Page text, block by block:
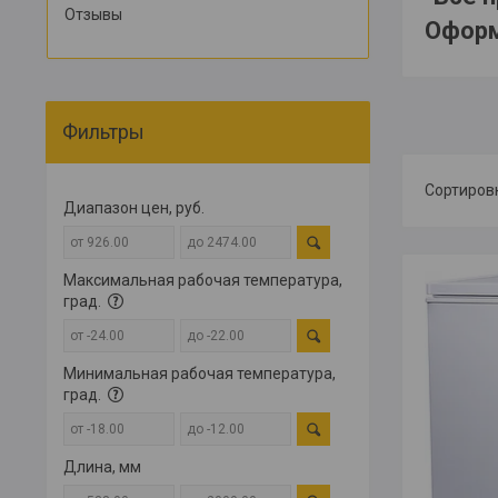
Отзывы
Фильтры
Диапазон цен, руб.
Максимальная рабочая температура,
град.
Минимальная рабочая температура,
град.
Длина, мм